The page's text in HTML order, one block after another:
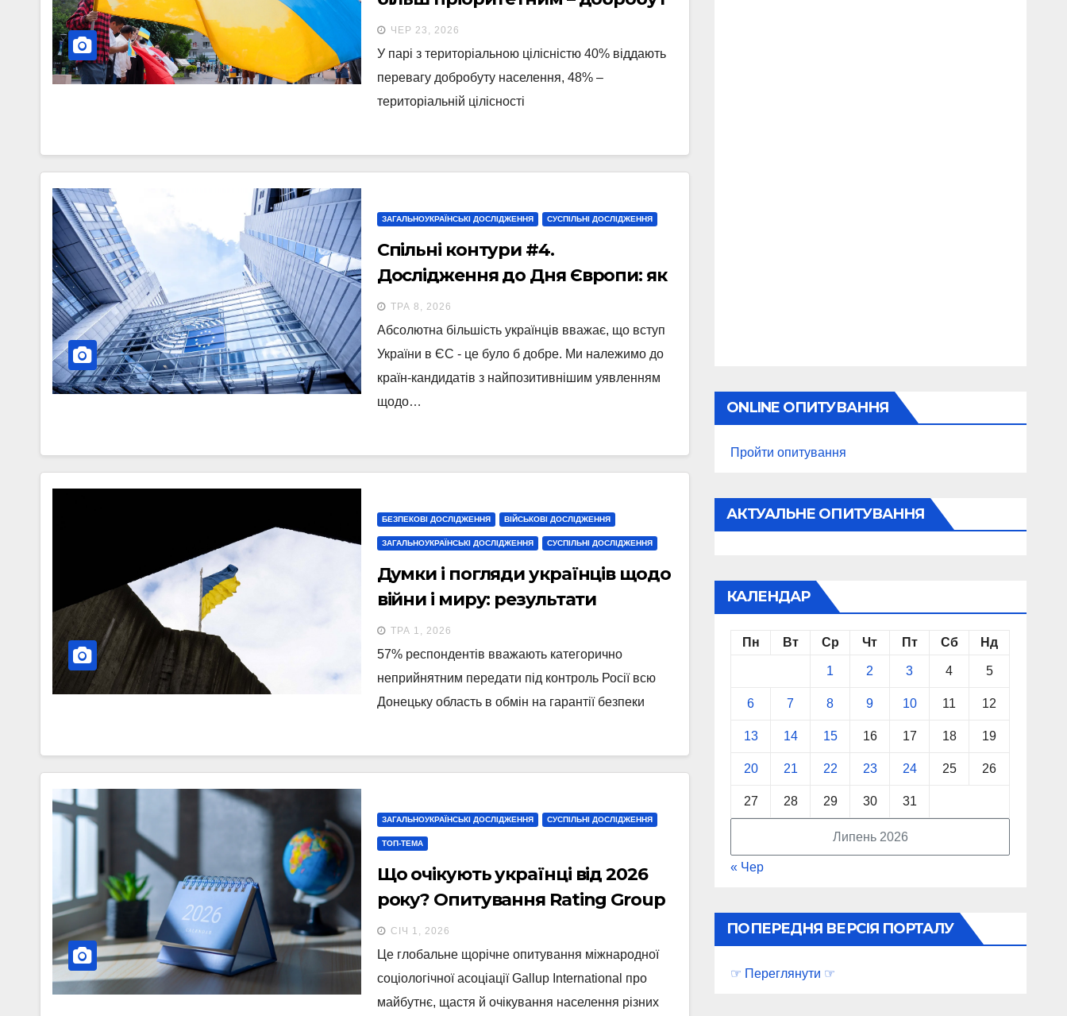
населення чи територіальна
цілісність і суверенітет
ЧЕР 23, 2026
У парі з територіальною цілісністю 40% віддають
перевагу добробуту населення, 48% –
територіальній цілісності
ЗАГАЛЬНОУКРАЇНСЬКІ ДОСЛІДЖЕННЯ СУСПІЛЬНІ ДОСЛІДЖЕННЯ
Спільні контури #4.
Дослідження до Дня Європи: як
українці сприймають членство в
ЄС? Порівняння з думкою в ЄС і
країнах-кандидатах
ТРА 8, 2026
Абсолютна більшість українців вважає, що вступ
України в ЄС - це було б добре. Ми належимо до
країн-кандидатів з найпозитивнішим уявленням
щодо…
БЕЗПЕКОВІ ДОСЛІДЖЕННЯ ВІЙСЬКОВІ ДОСЛІДЖЕННЯ
ЗАГАЛЬНОУКРАЇНСЬКІ ДОСЛІДЖЕННЯ СУСПІЛЬНІ ДОСЛІДЖЕННЯ
Думки і погляди українців щодо
війни і миру: результати
опитування, проведеного
протягом 20-27 квітня 2026 року
ТРА 1, 2026
57% респондентів вважають категорично
неприйнятним передати під контроль Росії всю
Донецьку область в обмін на гарантії безпеки
ЗАГАЛЬНОУКРАЇНСЬКІ ДОСЛІДЖЕННЯ СУСПІЛЬНІ ДОСЛІДЖЕННЯ
ТОП-ТЕМА
Що очікують українці від 2026
року? Опитування Rating Group
у рамках міжнародного
дослідження “End of Year” від
Gallup International. Випуск 1
СІЧ 1, 2026
Це глобальне щорічне опитування міжнародної
соціологічної асоціації Gallup International про
майбутнє, щастя й очікування населення різних
ONLINE ОПИТУВАННЯ
Пройти опитування
АКТУАЛЬНЕ ОПИТУВАННЯ
КАЛЕНДАР
Липень 2026
Пн Вт Ср Чт Пт Сб Нд
1 2 3 4 5
6 7 8 9 10 11 12
13 14 15 16 17 18 19
20 21 22 23 24 25 26
27 28 29 30 31
« Чер
ПОПЕРЕДНЯ ВЕРСІЯ ПОРТАЛУ
☞ Переглянути ☞